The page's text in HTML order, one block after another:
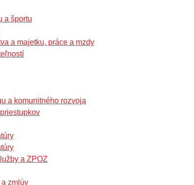
a športu
a majetku, práce a mzdy
a komunitného rozvoja
a ZPOZ
zmlúv